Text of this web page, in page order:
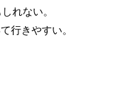
れない。
行きやすい。